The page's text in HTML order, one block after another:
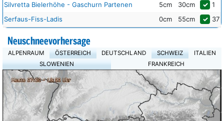
Silvretta Bielerhöhe - Gaschurn Partenen
5cm 30cm ✓ 1
Serfaus-Fiss-Ladis
0cm 55cm ✓ 37
Neuschneevorhersage
ALPENRAUM ÖSTERREICH DEUTSCHLAND SCHWEIZ
ITALIEN
SLOWENIEN
FRANKREICH